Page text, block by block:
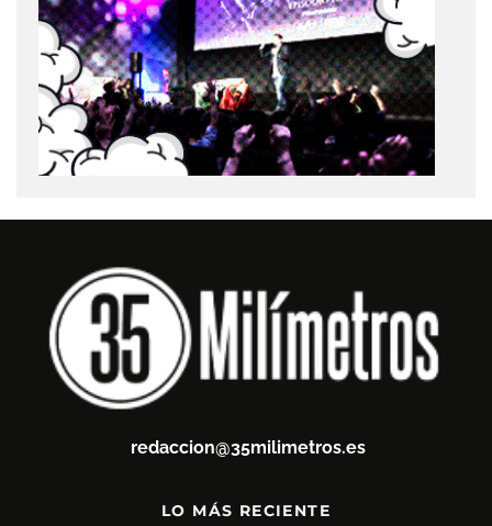
redaccion@35milimetros.es
LO MÁS RECIENTE